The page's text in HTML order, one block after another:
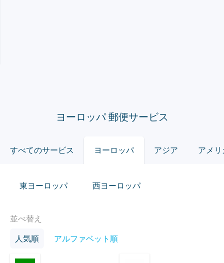
ヨーロッパ 郵便サービス
すべてのサービス ヨーロッパ アジア アメ
東ヨーロッパ 西ヨーロッパ
並べ替え
人気順
アルファベット順